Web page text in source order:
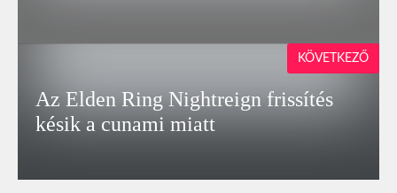
Az Elden Ring Nightreign frissítés
késik a cunami miatt
KÖVETKEZŐ